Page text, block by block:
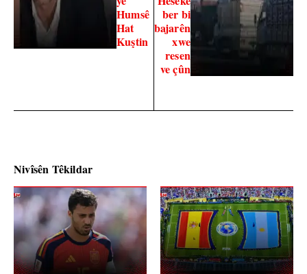
Humsê
Hat
Kuştin
ber bi
bajarên
xwe
resen
ve çûn
Nivîsên Têkildar